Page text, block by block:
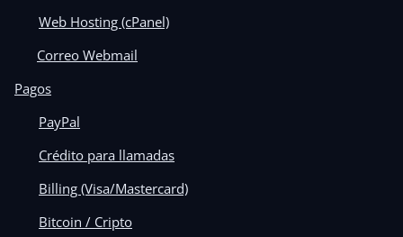
Web Hosting (cPanel)
Correo Webmail
Pagos
PayPal
Crédito para llamadas
Billing (Visa/Mastercard)
Bitcoin / Cripto